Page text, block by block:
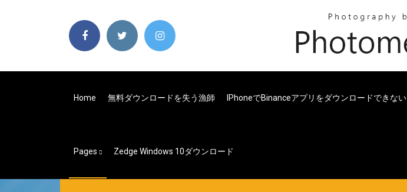
Home 無料ダウンロードを失う漁師 IPhoneでBinanceアプリをダウンロードできない
Pages Zedge Windows 10ダウンロード